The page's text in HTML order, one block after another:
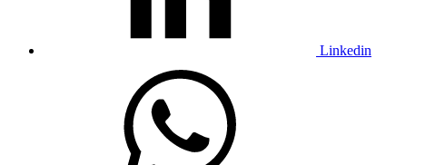
Linkedin